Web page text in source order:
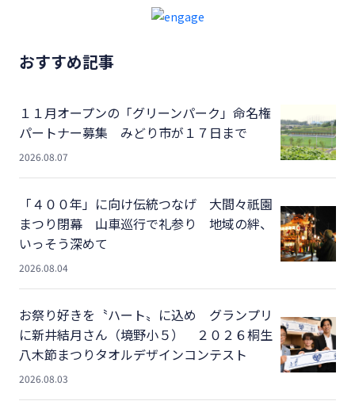
おすすめ記事
１１月オープンの「グリーンパーク」命名権
パートナー募集 みどり市が１７日まで
2026.08.07
「４００年」に向け伝統つなげ 大間々祇園
まつり閉幕 山車巡行で礼参り 地域の絆、
いっそう深めて
2026.08.04
お祭り好きを〝ハート〟に込め グランプリ
に新井結月さん（境野小５） ２０２６桐生
八木節まつりタオルデザインコンテスト
2026.08.03